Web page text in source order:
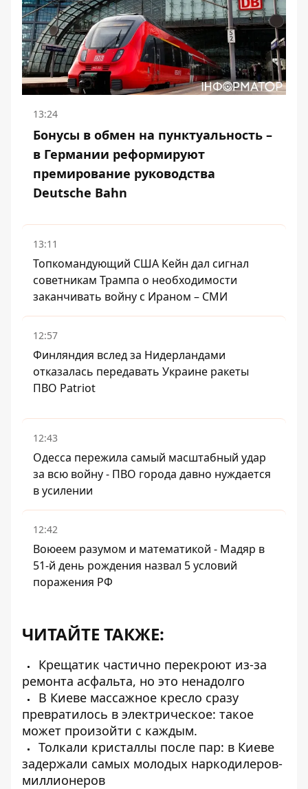
13:24
Бонусы в обмен на пунктуальность –
в Германии реформируют
премирование руководства
Deutsche Bahn
13:11
Топкомандующий США Кейн дал сигнал
советникам Трампа о необходимости
заканчивать войну с Ираном – СМИ
12:57
Финляндия вслед за Нидерландами
отказалась передавать Украине ракеты
ПВО Patriot
12:43
Одесса пережила самый масштабный удар
за всю войну - ПВО города давно нуждается
в усилении
12:42
Воюеем разумом и математикой - Мадяр в
51-й день рождения назвал 5 условий
поражения РФ
ЧИТАЙТЕ ТАКЖЕ:
Крещатик частично перекроют из-за
ремонта асфальта, но это ненадолго
В Киеве массажное кресло сразу
превратилось в электрическое: такое
может произойти с каждым.
Толкали кристаллы после пар: в Киеве
задержали самых молодых наркодилеров-
миллионеров